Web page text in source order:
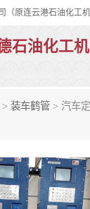
> 装车鹤管 > 汽车
液氯鹤
活动梯